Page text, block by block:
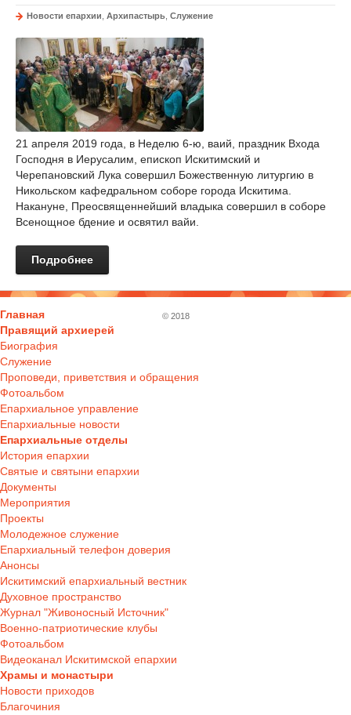
Новости епархии Архипастырь Служение
21 апреля 2019 года, в Неделю 6-ю, ваий, праздник Входа
Господня в Иерусалим, епископ Искитимский и
Черепановский Лука совершил Божественную литургию в
Никольском кафедральном соборе города Искитима.
Накануне, Преосвященнейший владыка совершил в соборе
Всенощное бдение и освятил вайи.
Подробнее
Главная
Правящий архиерей
Биография
Служение
Проповеди, приветствия и обращения
Фотоальбом
Епархиальное управление
Епархиальные новости
Епархиальные отделы
История епархии
Святые и святыни епархии
Документы
Мероприятия
Проекты
Молодежное служение
Епархиальный телефон доверия
Анонсы
Искитимский епархиальный вестник
Духовное пространство
Журнал "Живоносный Источник"
Военно-патриотические клубы
Фотоальбом
Видеоканал Искитимской епархии
Храмы и монастыри
Новости приходов
Благочиния
© 2018